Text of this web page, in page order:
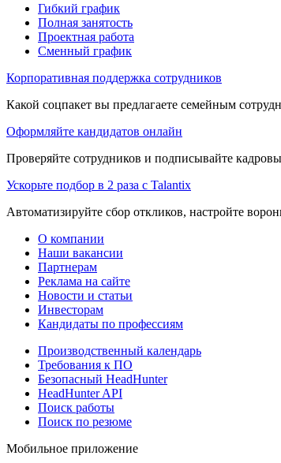
Гибкий график
Полная занятость
Проектная работа
Сменный график
Корпоративная поддержка сотрудников
Какой соцпакет вы предлагаете семейным
Оформляйте кандидатов онлайн
Проверяйте сотрудников и подписывайте
Ускорьте подбор в 2 раза с Talantix
Автоматизируйте сбор откликов, настройте
О компании
Наши вакансии
Партнерам
Реклама на сайте
Новости и статьи
Инвесторам
Кандидаты по профессиям
Производственный календарь
Требования к ПО
Безопасный HeadHunter
HeadHunter API
Поиск работы
Поиск по резюме
Мобильное приложение